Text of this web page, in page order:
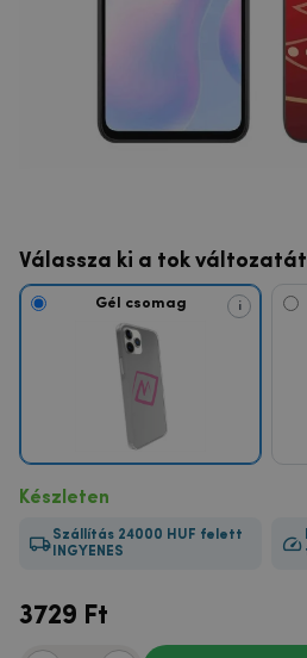
Válassza ki a tok változatát
Gél csomag i
Készleten
Szállítás 24000 HUF felett
INGYENES
3729 Ft